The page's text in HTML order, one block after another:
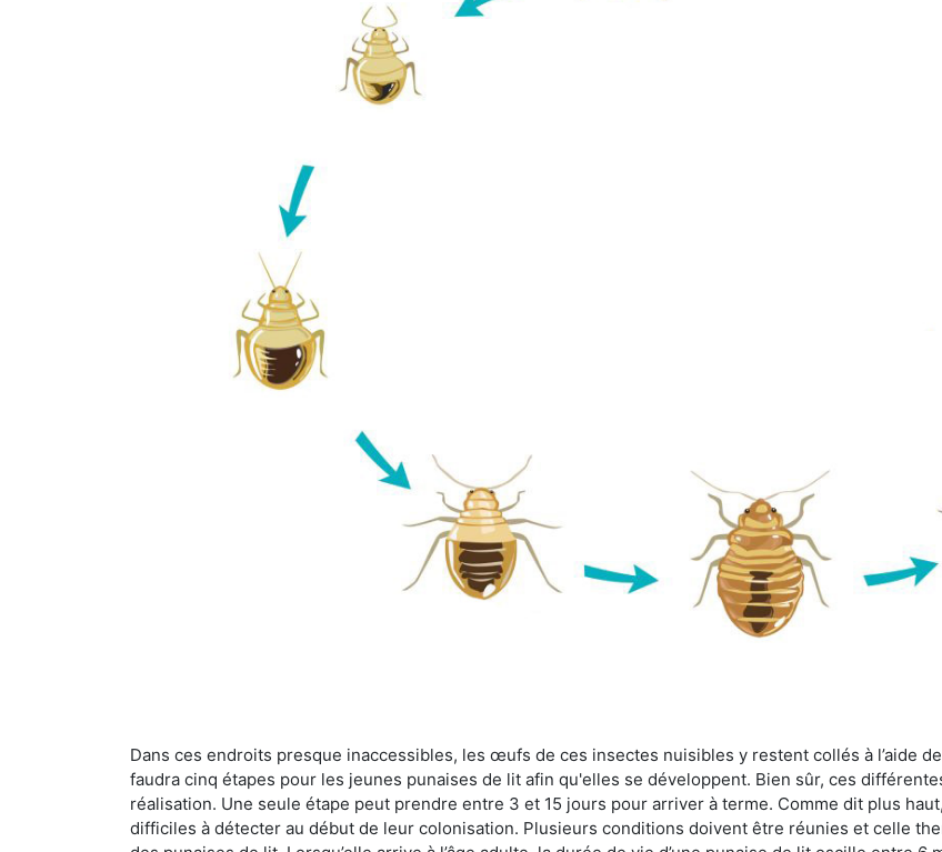
Dans ces endroits presque inaccessibles, les œufs de ces insectes nuisibles y restent collés à l’aide
faudra cinq étapes pour les jeunes punaises de lit afin qu'elles se développent. Bien sûr, ces
réalisation. Une seule étape peut prendre entre 3 et 15 jours pour arriver à terme. Comme dit plus
difficiles à détecter au début de leur colonisation. Plusieurs conditions doivent être réunies et celle